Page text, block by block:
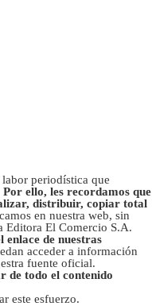
periodística que
Por ello, les recordamos que
distribuir, copiar total
en nuestra web, sin
Editora El Comercio S.A.
de nuestras
acceder a información
fuente oficial.
de todo el contenido
este esfuerzo.